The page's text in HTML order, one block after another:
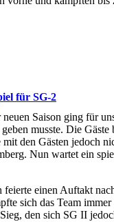
für SG-2
Saison ging für
musste. Die
den Gästen jedoch
Nun wartet ein
feierte einen Auftakt
sich das Team
den sich SG II